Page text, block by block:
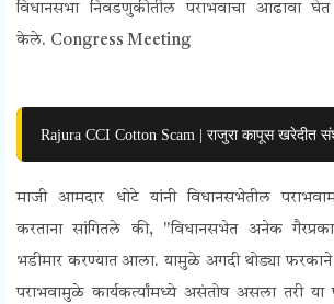
विधानसभा निवडणुकीतील पराभवाचा आढावा घेत
केले. Congress Meeting
Rajura CCI Cotton Scam | राजुरा कापूस खरेदीत
माजी आमदार धोटे यांनी विधानसभेतील
करताना सांगितले की, "विधानसभेत अनेक
भडीमार करण्यात आला. यामुळे अगदी थोड्या
पराभवामुळे कार्यकर्त्यांमध्ये असंतोष असला तरी या